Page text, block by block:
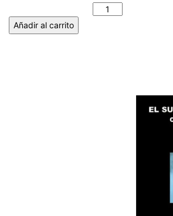
Añadir al carrito